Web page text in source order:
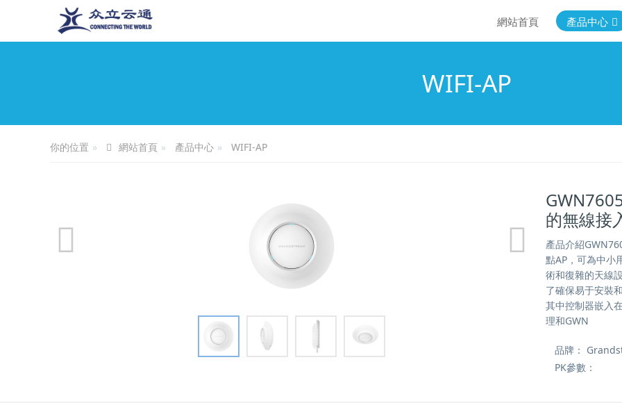
網站首頁 產品中心
WIFI-AP
你的位置 網站首頁 產品中心 WIFI-AP
的無線接
產品介紹
點AP，可為中小
術和復雜的天線
了確保易于安裝
其中控制器嵌入
理和GWN
品牌：
PK參數：